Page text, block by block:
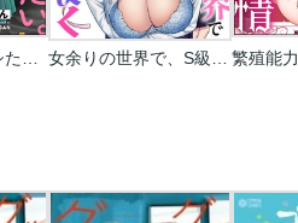
鬼島さん、◯◯シたい。（分冊版） 女余りの世界で、S級魔法少女達に種をまく【フルカラー】